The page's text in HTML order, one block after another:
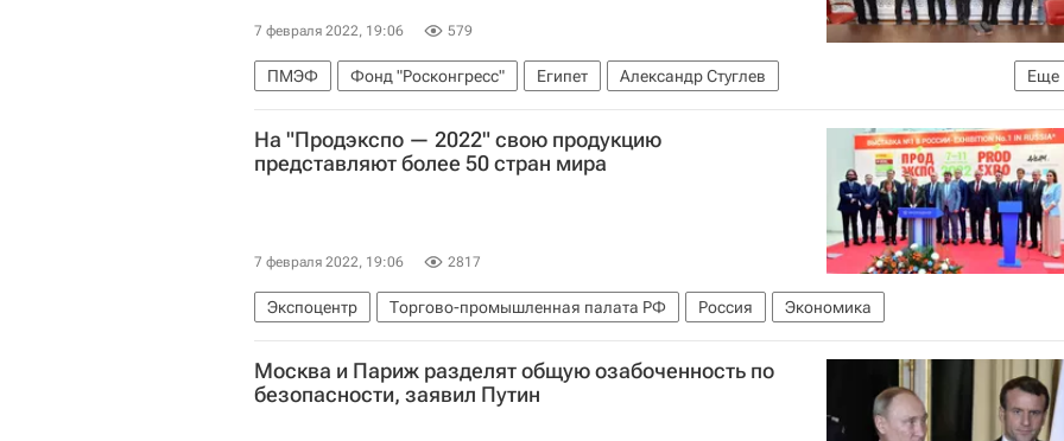
7 февраля 2022, 19:06 579
Еще
ПМЭФ Фонд "Росконгресс" Египет
Александр Стуглев
Фонд "Петербургский международный экономический форум" (фонд)
На "Продэкспо — 2022" свою продукцию
представляют более 50 стран мира
7 февраля 2022, 19:06 2817
Экспоцентр Торгово-промышленная палата РФ Россия Экономика
Москва и Париж разделят общую озабоченность по
безопасности, заявил Путин